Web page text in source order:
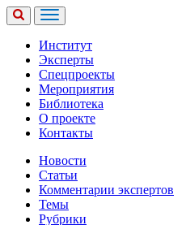
Институт
Эксперты
Спецпроекты
Мероприятия
Библиотека
О проекте
Контакты
Новости
Статьи
Комментарии экспертов
Темы
Рубрики